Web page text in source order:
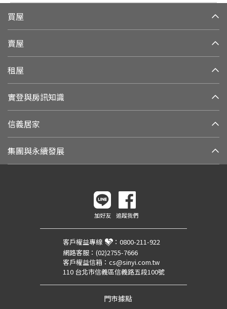
買屋
賣屋
租屋
實登與房訊知識
信義居家
集團與永續發展
加好友 追蹤我們
客戶權益專線 ： 0800-211-922
網路客服： (02)2755-7666
客戶權益信箱： cs@sinyi.com.tw
110 台北市信義區信義路五段100號
門市據點